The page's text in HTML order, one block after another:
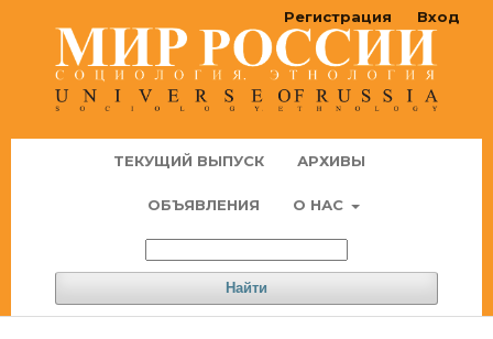
ТЕКУЩИЙ ВЫПУСК АРХИВЫ
ОБЪЯВЛЕНИЯ О НАС
Найти
Регистрация Вход